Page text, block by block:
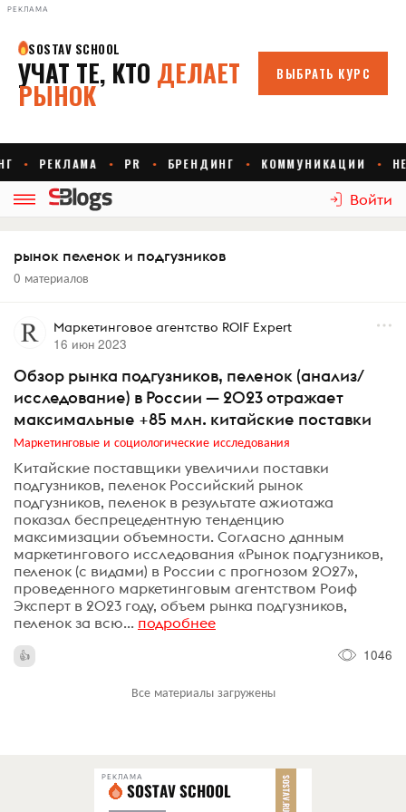
РЕКЛАМА
Войти
рынок пеленок и подгузников
0 материалов
Маркетинговое агентство ROIF Expert
16 июн 2023
Обзор рынка подгузников, пеленок (анализ/
исследование) в России — 2023 отражает
максимальные +85 млн. китайские поставки
Маркетинговые и социологические исследования
Китайские поставщики увеличили поставки
подгузников, пеленок Российский рынок
подгузников, пеленок в результате ажиотажа
показал беспрецедентную тенденцию
максимизации объемности. Согласно данным
маркетингового исследования «Рынок подгузников,
пеленок (с видами) в России с прогнозом 2027»,
проведенного маркетинговым агентством Роиф
Эксперт в 2023 году, объем рынка подгузников,
пеленок за всю... подробнее
1046
Все материалы загружены
РЕКЛАМА